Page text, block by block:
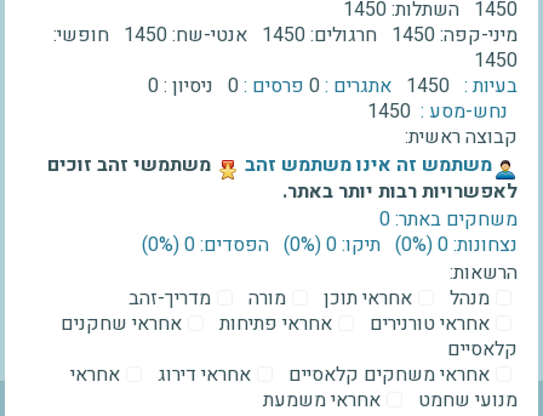
1450 השתלות:1450
מיני-קפה:1450 חרגולים:1450 אנטי-שח:1450 חופשי:
1450
בעיות : 1450 אתגרים :0 פרסים :0 ניסיון :0
נחש-מסע : 1450
קבוצה ראשית:
‫משתמש זה אינו משתמש זהב‬
משתמשי זהב זוכים
לאפשרויות רבות יותר באתר.
משחקים באתר: 0
נצחונות: 0 ‫(0%)‬
תיקו: 0 ‫(0%)‬
הפסדים: 0 ‫(0%)‬
הרשאות:
מנהל
אחראי תוכן מורה
מדריך-זהב
אחראי טורנירים
אחראי פתיחות
אחראי שחקנים
קלאסיים
אחראי משחקים קלאסיים
אחראי דירוג
אחראי
מנועי שחמט
אחראי משמעת